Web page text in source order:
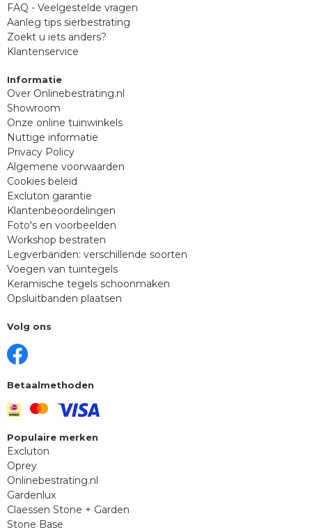
FAQ - Veelgestelde vragen
Aanleg tips sierbestrating
Zoekt u iets anders?
Klantenservice
Informatie
Over Onlinebestrating.nl
Showroom
Onze online tuinwinkels
Nuttige informatie
Privacy Policy
Algemene voorwaarden
Cookies beleid
Excluton garantie
Klantenbeoordelingen
Foto's en voorbeelden
Workshop bestraten
Legverbanden: verschillende soorten
Voegen van tuintegels
Keramische tegels schoonmaken
Opsluitbanden plaatsen
Volg ons
Betaalmethoden
Populaire merken
Excluton
Oprey
Onlinebestrating.nl
Gardenlux
Claessen Stone + Garden
Stone Base